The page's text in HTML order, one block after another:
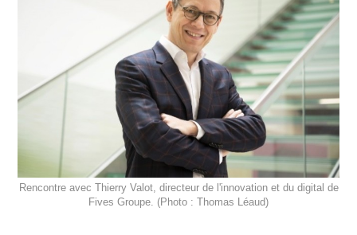
Rencontre avec Thierry Valot, directeur de l'innovation et du digital de
Fives Groupe. (Photo : Thomas Léaud)